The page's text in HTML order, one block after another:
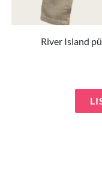
River Island